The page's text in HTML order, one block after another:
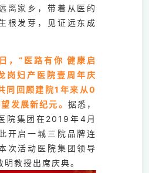
离家乡，带着从医的
根发芽，见证远东成
，“医路有你 健康启
岗妇产医院壹周年庆
同回顾建院1年来从0
发展新纪元。 据悉，
院集团在2019年4月
开启一城三院品牌连
次活动医院集团领导
教授出席庆典。